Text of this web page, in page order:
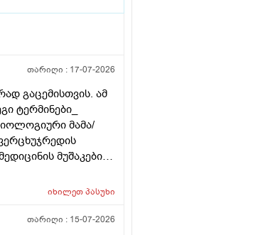
თარიღი : 17-07-2026
გაცემისთვის. ამ
ტერმინები_
მამა/
მუშაკების
იხილეთპასუხი
თარიღი : 15-07-2026